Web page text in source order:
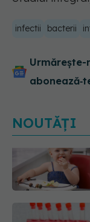
infectii bacterii
Urmărește-
NOUTĂȚI